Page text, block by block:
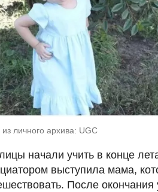
личного архива: UGC
начали учить в конце
выступила мама,
После